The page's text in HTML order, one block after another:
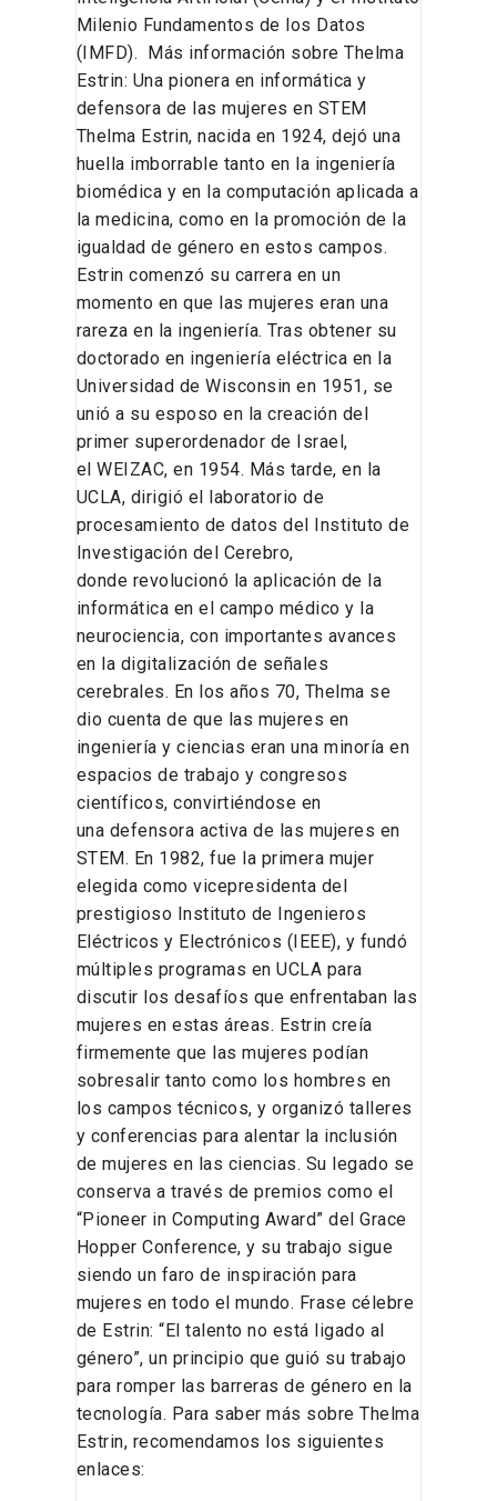
Milenio Fundamentos de los Datos
(IMFD). Más información sobre Thelma
Estrin: Una pionera en informática y
defensora de las mujeres en STEM
Thelma Estrin, nacida en 1924, dejó una
huella imborrable tanto en la ingeniería
biomédica y en la computación aplicada a
la medicina, como en la promoción de la
igualdad de género en estos campos.
Estrin comenzó su carrera en un
momento en que las mujeres eran una
rareza en la ingeniería. Tras obtener su
doctorado en ingeniería eléctrica en la
Universidad de Wisconsin en 1951, se
unió a su esposo en la creación del
primer superordenador de Israel,
el WEIZAC, en 1954. Más tarde, en la
UCLA, dirigió el laboratorio de
procesamiento de datos del Instituto de
Investigación del Cerebro,
donde revolucionó la aplicación de la
informática en el campo médico y la
neurociencia, con importantes avances
en la digitalización de señales
cerebrales​. En los años 70, Thelma se
dio cuenta de que las mujeres en
ingeniería y ciencias eran una minoría en
espacios de trabajo y congresos
científicos, convirtiéndose en
una defensora activa de las mujeres en
STEM. En 1982, fue la primera mujer
elegida como vicepresidenta del
prestigioso Instituto de Ingenieros
Eléctricos y Electrónicos (IEEE), y fundó
múltiples programas en UCLA para
discutir los desafíos que enfrentaban las
mujeres en estas áreas. Estrin creía
firmemente que las mujeres podían
sobresalir tanto como los hombres en
los campos técnicos, y organizó talleres
y conferencias para alentar la inclusión
de mujeres en las ciencias. Su legado se
conserva a través de premios como el
“Pioneer in Computing Award” del Grace
Hopper Conference, y su trabajo sigue
siendo un faro de inspiración para
mujeres en todo el mundo​. Frase célebre
de Estrin: “El talento no está ligado al
género”, un principio que guió su trabajo
para romper las barreras de género en la
tecnología​. Para saber más sobre Thelma
Estrin, recomendamos los siguientes
enlaces: